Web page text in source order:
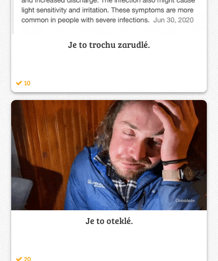
Je to trochu zarudlé.
10
Je to oteklé.
20